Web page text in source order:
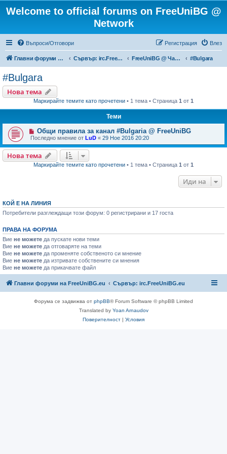
Welcome to official forums on FreeUniBG @
Network
Въпроси/Отговори Влез
Регистрация
Главни форуми на FreeUniBG.eu Сървър: irc.FreeUniBG.eu FreeUniBG @ Чат канали #Bulgara
#Bulgara
Нова тема
Маркирайте темите като прочетени • 1 тема • Страница 1 от 1
Теми
Общи правила за канал #Bulgaria @ FreeUniBG
Последно мнение от LuD « 29 Ное 2016 20:20
Нова тема
Маркирайте темите като прочетени • 1 тема • Страница 1 от 1
Иди на
КОЙ Е НА ЛИНИЯ
Потребители разглеждащи този форум: 0 регистрирани и 17 госта
ПРАВА НА ФОРУМА
Вие не можете да пускате нови теми
Вие не можете да отговаряте на теми
Вие не можете да променяте собственото си мнение
Вие не можете да изтривате собствените си мнения
Вие не можете да прикачвате файл
Главни форуми на FreeUniBG.eu Сървър: irc.FreeUniBG.eu
Форума се задвижва от phpBB® Forum Software © phpBB Limited
Translated by Yoan Arnaudov
Поверителност | Условия